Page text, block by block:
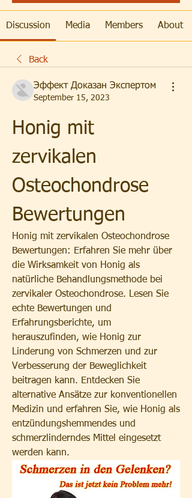
Discussion Media Members About
Back
Эффект Доказан Экспертом
September 15, 2023
Honig mit
zervikalen
Osteochondrose
Bewertungen
Honig mit zervikalen Osteochondrose
Bewertungen: Erfahren Sie mehr über
die Wirksamkeit von Honig als
natürliche Behandlungsmethode bei
zervikaler Osteochondrose. Lesen Sie
echte Bewertungen und
Erfahrungsberichte, um
herauszufinden, wie Honig zur
Linderung von Schmerzen und zur
Verbesserung der Beweglichkeit
beitragen kann. Entdecken Sie
alternative Ansätze zur konventionellen
Medizin und erfahren Sie, wie Honig als
entzündungshemmendes und
schmerzlinderndes Mittel eingesetzt
werden kann.